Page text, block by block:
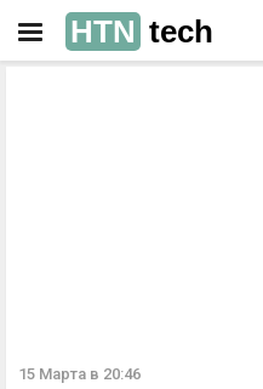
HTN tech
15 Марта в 20:46